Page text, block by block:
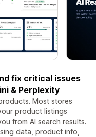
fix critical issues
& Perplexity
Most stores
product listings
from AI search results.
data, product info,